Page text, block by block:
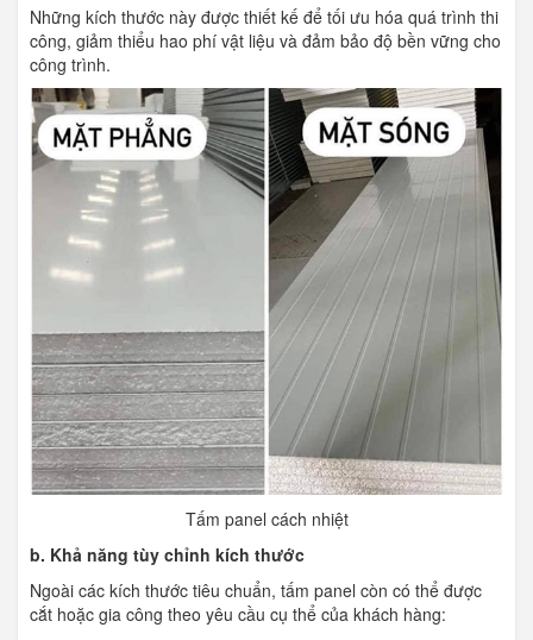
Những kích thước này được thiết kế để tối ưu hóa quá trình thi
công, giảm thiểu hao phí vật liệu và đảm bảo độ bền vững cho
công trình.
Tấm panel cách nhiệt
b. Khả năng tùy chỉnh kích thước
Ngoài các kích thước tiêu chuẩn, tấm panel còn có thể được
cắt hoặc gia công theo yêu cầu cụ thể của khách hàng: